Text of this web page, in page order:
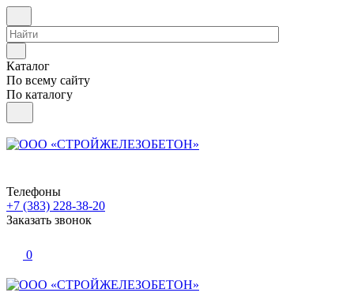
Каталог
По всему сайту
По каталогу
Телефоны
+7 (383) 228-38-20
Заказать звонок
0